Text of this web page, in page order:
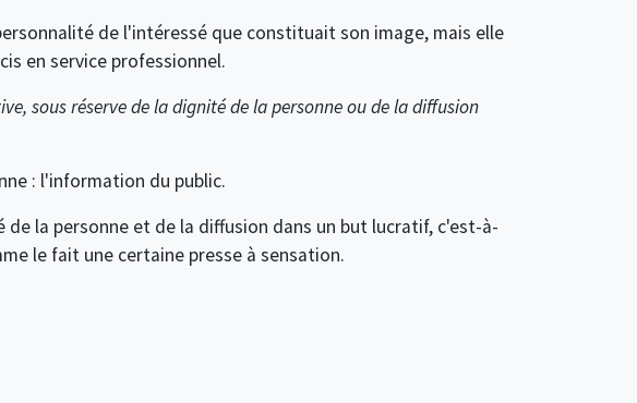
de l'intéressé que constituait son image, mais elle
en service professionnel.
sous réserve de la dignité de la personne ou de la diffusion
: l'information du public.
la personne et de la diffusion dans un but lucratif, c'est-à-
le fait une certaine presse à sensation.